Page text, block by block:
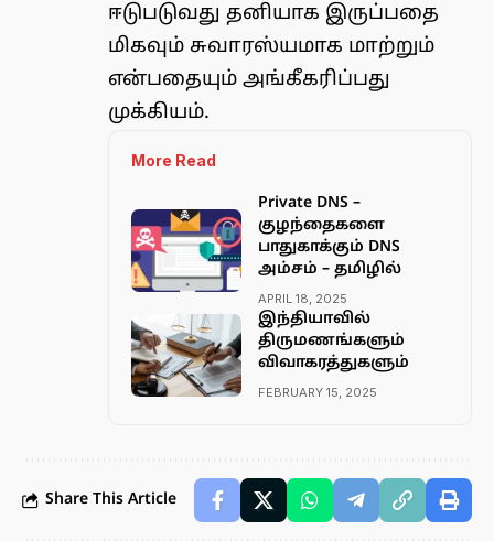
ஈடுபடுவது தனியாக இருப்பதை
மிகவும் சுவாரஸ்யமாக மாற்றும்
என்பதையும் அங்கீகரிப்பது
முக்கியம்.
More Read
Private DNS –
குழந்தைகளை
பாதுகாக்கும் DNS
அம்சம் – தமிழில்
APRIL 18, 2025
இந்தியாவில்
திருமணங்களும்
விவாகரத்துகளும்
FEBRUARY 15, 2025
Share This Article